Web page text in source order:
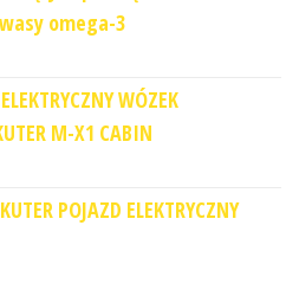
omega-3
WÓZEK
M-X1 CABIN
POJAZD ELEKTRYCZNY